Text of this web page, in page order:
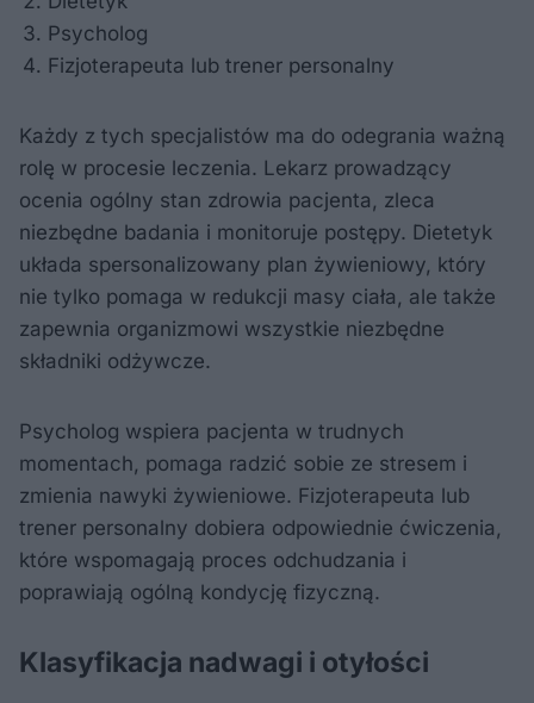
Psycholog
Fizjoterapeuta lub trener personalny
Każdy z tych specjalistów ma do odegrania ważną
rolę w procesie leczenia. Lekarz prowadzący
ocenia ogólny stan zdrowia pacjenta, zleca
niezbędne badania i monitoruje postępy. Dietetyk
układa spersonalizowany plan żywieniowy, który
nie tylko pomaga w redukcji masy ciała, ale także
zapewnia organizmowi wszystkie niezbędne
składniki odżywcze.
Psycholog wspiera pacjenta w trudnych
momentach, pomaga radzić sobie ze stresem i
zmienia nawyki żywieniowe. Fizjoterapeuta lub
trener personalny dobiera odpowiednie ćwiczenia,
które wspomagają proces odchudzania i
poprawiają ogólną kondycję fizyczną.
Klasyfikacja nadwagi i otyłości